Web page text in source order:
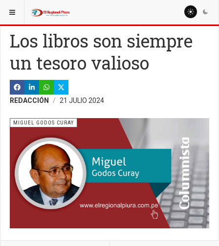
ESTÁ AQUÍ: COLUMNISTAS
Los libros son siempre
un tesoro valioso
REDACCIÓN 21 JULIO 2024
MIGUEL GODOS CURAY